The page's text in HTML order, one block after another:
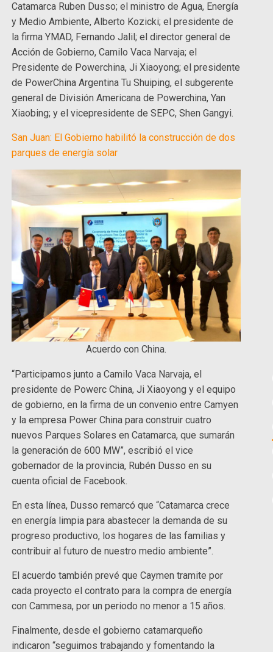
Catamarca Ruben Dusso; el ministro de Agua, Energía
y Medio Ambiente, Alberto Kozicki; el presidente de
la firma YMAD, Fernando Jalil; el director general de
Acción de Gobierno, Camilo Vaca Narvaja; el
Presidente de Powerchina, Ji Xiaoyong; el presidente
de PowerChina Argentina Tu Shuiping, el subgerente
general de División Americana de Powerchina, Yan
Xiaobing; y el vicepresidente de SEPC, Shen Gangyi.
San Juan: El Gobierno habilitó la construcción de dos
parques de energía solar
Acuerdo con China.
“Participamos junto a Camilo Vaca Narvaja, el
presidente de Powerc China, Ji Xiaoyong y el equipo
de gobierno, en la firma de un convenio entre Camyen
y la empresa Power China para construir cuatro
nuevos Parques Solares en Catamarca, que sumarán
la generación de 600 MW”, escribió el vice
gobernador de la provincia, Rubén Dusso en su
cuenta oficial de Facebook.
En esta línea, Dusso remarcó que “Catamarca crece
en energía limpia para abastecer la demanda de su
progreso productivo, los hogares de las familias y
contribuir al futuro de nuestro medio ambiente”.
El acuerdo también prevé que Caymen tramite por
cada proyecto el contrato para la compra de energía
con Cammesa, por un periodo no menor a 15 años.
Finalmente, desde el gobierno catamarqueño
indicaron “seguimos trabajando y fomentando la